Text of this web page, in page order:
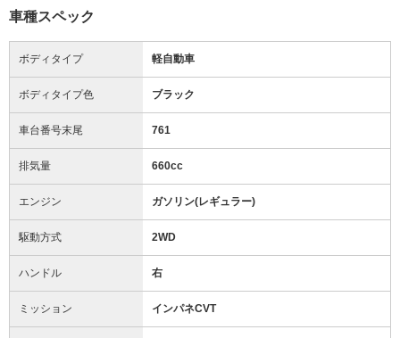
車種スペック
ボディタイプ 軽自動車
ボディタイプ色 ブラック
車台番号末尾 761
排気量 660cc
エンジン ガソリン(レギュラー)
駆動方式 2WD
ハンドル 右
ミッション インパネCVT